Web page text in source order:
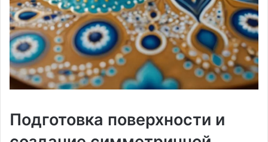
Подготовка поверхности и